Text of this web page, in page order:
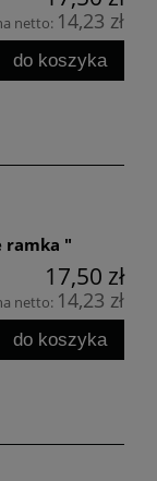
netto: 14,23 zł
do koszyka
ramka "
17,50 zł
netto: 14,23 zł
do koszyka